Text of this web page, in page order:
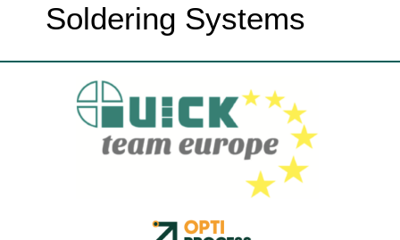
Soldering Systems